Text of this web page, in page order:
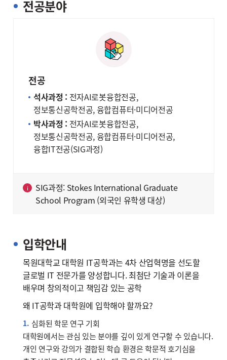
전공분야
전공
석사과정 : 전자AI로봇융합전공,
정보통신공학전공, 융합컴퓨터·미디어전공
박사과정 : 전자AI로봇융합전공,
정보통신공학전공, 융합컴퓨터·미디어전공,
융합IT전공(SIG과정)
SIG과정: Stokes International Graduate
School Program (외국인 유학생 대상)
입학안내
목원대학교 대학원 IT공학과는 4차 산업혁명을 선도할
글로벌 IT 전문가를 양성합니다. 최첨단 기술과 이론을
배우며 창의적이고 책임감 있는 공학
왜 IT공학과 대학원에 입학해야 할까요?
심화된 학문 연구 기회
대학원에서는 관심 있는 분야를 깊이 있게 연구할 수 있습니다.
개인 연구와 강의가 결합된 학습 환경은 학문적 호기심을